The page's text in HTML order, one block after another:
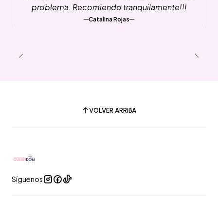
problema. Recomiendo tranquilamente!!!
Catalina Rojas
VOLVER ARRIBA
Síguenos